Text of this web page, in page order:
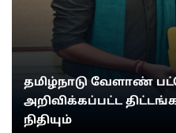
தமிழ்நாடு வேளாண்
அறிவிக்கப்பட்ட
நிதியும்